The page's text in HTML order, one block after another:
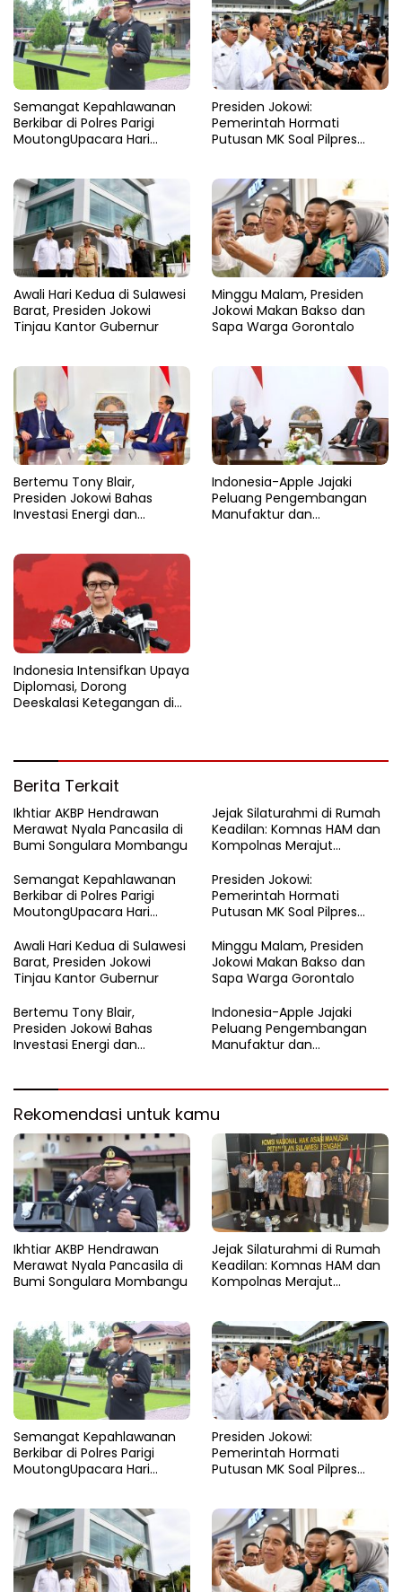
Semangat Kepahlawanan
Berkibar di Polres Parigi
MoutongUpacara Hari
Presiden Jokowi:
Pemerintah Hormati
Putusan MK Soal Pilpres
Awali Hari Kedua di Sulawesi
Barat, Presiden Jokowi
Tinjau Kantor Gubernur
Minggu Malam, Presiden
Jokowi Makan Bakso dan
Sapa Warga Gorontalo
Bertemu Tony Blair,
Presiden Jokowi Bahas
Investasi Energi dan
Indonesia-Apple Jajaki
Peluang Pengembangan
Manufaktur dan
Indonesia Intensifkan Upaya
Diplomasi, Dorong
Deeskalasi Ketegangan di
Berita Terkait
Ikhtiar AKBP Hendrawan
Merawat Nyala Pancasila di
Bumi Songulara Mombangu
Jejak Silaturahmi di Rumah
Keadilan: Komnas HAM dan
Kompolnas Merajut
Tegas
Semangat Kepahlawanan
Berkibar di Polres Parigi
MoutongUpacara Hari
dengan Nuansa Patriotisme
Presiden Jokowi:
Pemerintah Hormati
Putusan MK Soal Pilpres
Awali Hari Kedua di Sulawesi
Barat, Presiden Jokowi
Tinjau Kantor Gubernur
Minggu Malam, Presiden
Jokowi Makan Bakso dan
Sapa Warga Gorontalo
Bertemu Tony Blair,
Presiden Jokowi Bahas
Investasi Energi dan
Indonesia-Apple Jajaki
Peluang Pengembangan
Manufaktur dan
Rekomendasi untuk kamu
Ikhtiar AKBP Hendrawan
Merawat Nyala Pancasila di
Bumi Songulara Mombangu
Jejak Silaturahmi di Rumah
Keadilan: Komnas HAM dan
Kompolnas Merajut
Semangat Kepahlawanan
Berkibar di Polres Parigi
MoutongUpacara Hari
Presiden Jokowi:
Pemerintah Hormati
Putusan MK Soal Pilpres